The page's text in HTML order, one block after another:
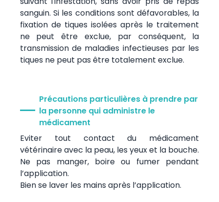
sanguin. Si les conditions sont défavorables, la
fixation de tiques isolées après le traitement
ne peut être exclue, par conséquent, la
transmission de maladies infectieuses par les
tiques ne peut pas être totalement exclue.
Précautions particulières à prendre par
la personne qui administre le
médicament
Eviter tout contact du médicament
vétérinaire avec la peau, les yeux et la bouche.
Ne pas manger, boire ou fumer pendant
l’application.
Bien se laver les mains après l’application.